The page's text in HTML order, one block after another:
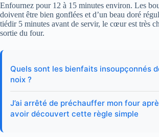
Enfournez pour 12 à 15 minutes environ. Les
doivent être bien gonflées et d’un beau doré
tiédir 5 minutes avant de servir, le cœur est très
sortie du four.
Quels sont les bienfaits insoupçonnés
noix ?
J’ai arrêté de préchauffer mon four
avoir découvert cette règle simple